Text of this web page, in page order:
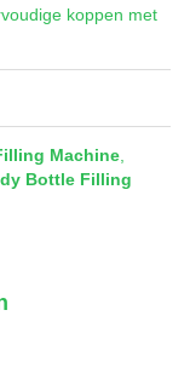
koppen met
Machine
Bottle Filling